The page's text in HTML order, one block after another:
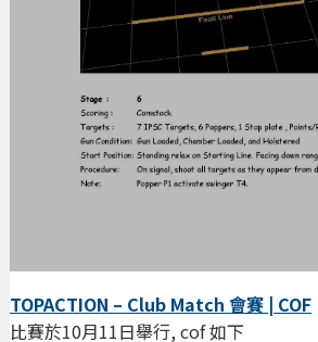
TOPACTION – Club Match 會賽 | COF
比賽於10月11日舉行, cof 如下